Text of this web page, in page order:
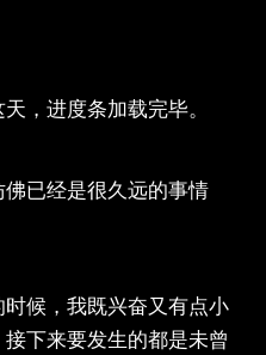
，进度条加载完毕。
已经是很久远的事情
候，我既兴奋又有点小
下来要发生的都是未曾